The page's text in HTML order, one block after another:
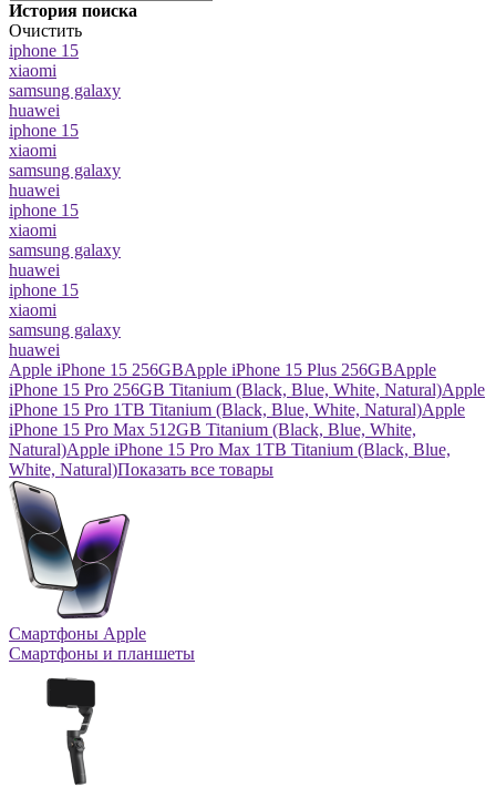
История поиска
Очистить
iphone 15
xiaomi
samsung galaxy
huawei
iphone 15
xiaomi
samsung galaxy
huawei
iphone 15
xiaomi
samsung galaxy
huawei
iphone 15
xiaomi
samsung galaxy
huawei
Apple iPhone 15 256GBApple iPhone 15 Plus 256GBApple
iPhone 15 Pro 256GB Titanium (Black, Blue, White, Natural)Apple
iPhone 15 Pro 1TB Titanium (Black, Blue, White, Natural)Apple
iPhone 15 Pro Max 512GB Titanium (Black, Blue, White,
Natural)Apple iPhone 15 Pro Max 1TB Titanium (Black, Blue,
White, Natural)Показать все товары
Смартфоны Apple
Смартфоны и планшеты